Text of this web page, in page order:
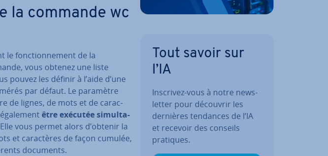
la commande wc
le fonc­tion­ne­ment de la
vous obtenez une liste
pouvez les définir à l’aide d’une
par défaut. Le paramètre
de lignes, de mots et de ca­rac­
être exécutée si­mul­ta­
vous permet alors d’obtenir la
et ca­rac­tères de façon cumulée,
documents.
Tout savoir sur
l’IA
Inscrivez-vous à notre news­
let­ter pour découvrir les
dernières tendances de l’IA
et recevoir des conseils
pratiques.